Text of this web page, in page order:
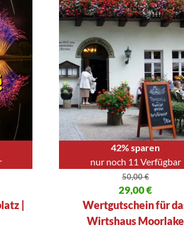
€
|
42% sparen
nur noch 11 Verfügbar
50,00€
Ursprünglicher Preis war: 50,00
29,00€
Aktueller Preis ist: 29,00 €.
Wertgutschein für
Wirtshaus Moorlake